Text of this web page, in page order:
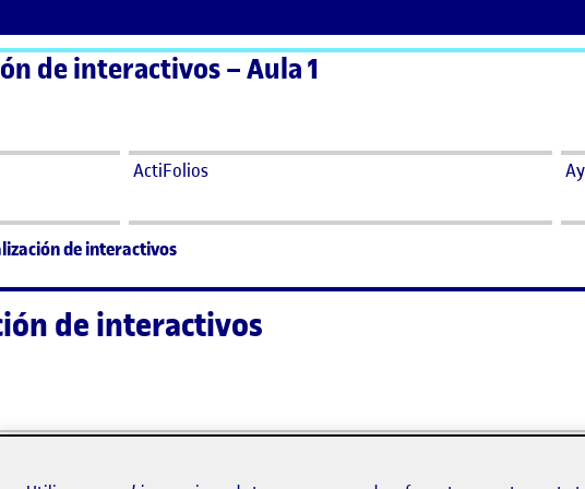
de interactivos – Aula 1
ActiFolios
de interactivos
de interactivos